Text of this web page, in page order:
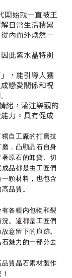
開始就一直被王
日常生活積累
內而外煥然一
此紫水晶特別
」
，能引導人獲
戀愛關係和祝
。
緒，灌注樂觀的
力。具有促成
自工廠的打磨技
，凸顯晶石自身
原石的卸貨、切
品都是由工匠們
顆材料，也包含
品質。
各種內包物和裂
。這都是工匠們
意留下的痕跡。
魅力的一部分去
質晶石素材製作